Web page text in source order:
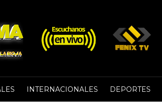
INTERNACIONALES DEPORTES